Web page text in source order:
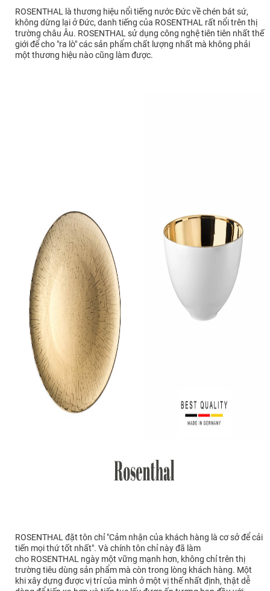
ROSENTHAL là thương hiệu nổi tiếng nước Đức về chén bát sứ,
không dừng lại ở Đức, danh tiếng của ROSENTHAL rất nổi trên thị
trường châu Âu. ROSENTHAL sử dụng công nghệ tiên tiên nhất thế
giới để cho "ra lò" các sản phẩm chất lượng nhất mà không phải
một thương hiệu nào cũng làm được.
ROSENTHAL đặt tôn chỉ "Cảm nhận của khách hàng là cơ sở để cải
tiến mọi thứ tốt nhất". Và chính tôn chỉ này đã làm
cho ROSENTHAL ngày một vững mạnh hơn, không chỉ trên thị
trường tiêu dùng sản phẩm mà còn trong lòng khách hàng. Một
khi xây dựng được vị trí của mình ở một vị thế nhất định, thật dễ